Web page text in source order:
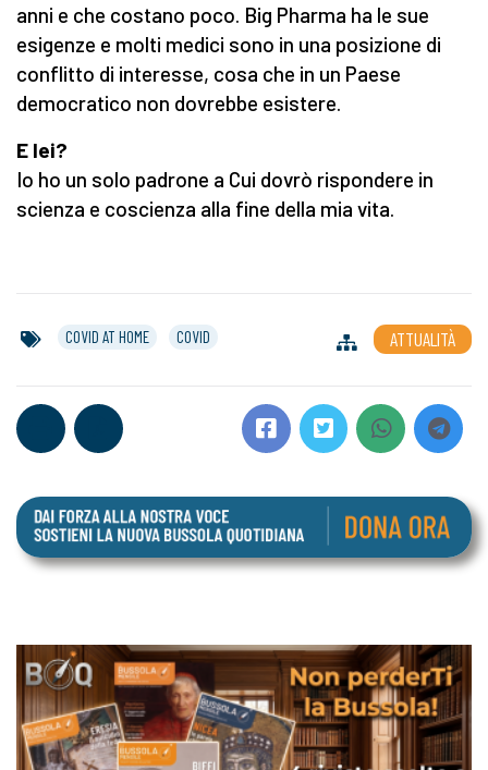
anni e che costano poco. Big Pharma ha le sue
esigenze e molti medici sono in una posizione di
conflitto di interesse, cosa che in un Paese
democratico non dovrebbe esistere.
E lei?
Io ho un solo padrone a Cui dovrò rispondere in
scienza e coscienza alla fine della mia vita.
COVID AT HOME COVID ATTUALITÀ